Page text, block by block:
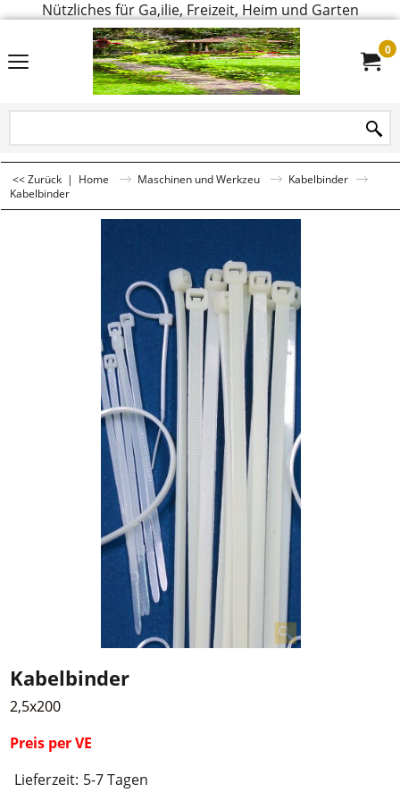
Nützliches für Ga,ilie, Freizeit, Heim und Garten
0
<< Zurück | Home Maschinen und Werkzeu
Kabelbinder
Kabelbinder
Kabelbinder
2,5x200
Preis per VE
Lieferzeit: 5-7 Tagen